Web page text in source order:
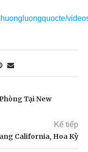
Tại New
Kế tiếp
California, Hoa Kỳ